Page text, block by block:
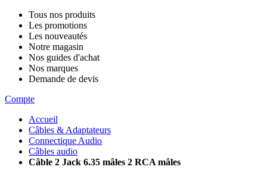
Tous nos produits
Les promotions
Les nouveautés
Notre magasin
Nos guides d'achat
Nos marques
Demande de devis
Compte
Accueil
Câbles & Adaptateurs
Connectique Audio
Câbles audio
Câble 2 Jack 6.35 mâles 2 RCA mâles